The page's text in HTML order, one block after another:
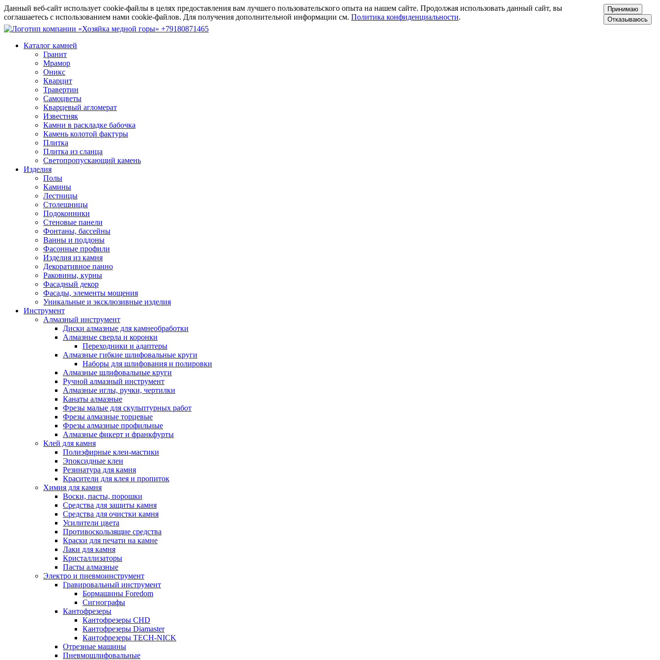
Данный веб-сайт использует cookie-файлы в целях предоставления вам лучшего пользовательского опыта на нашем сайте. Продолжая использовать данный сайт, вы
соглашаетесь с использованием нами cookie-файлов. Для получения дополнительной информации см. Политика конфиденциальности.
Принимаю
Отказываюсь
+79180871465
Каталог камней
Гранит
Мрамор
Оникс
Кварцит
Травертин
Самоцветы
Кварцевый агломерат
Известняк
Камни в раскладке бабочка
Камень колотой фактуры
Плитка
Плитка из сланца
Светопропускающий камень
Изделия
Полы
Камины
Лестницы
Столешницы
Подоконники
Стеновые панели
Фонтаны, бассейны
Ванны и поддоны
Фасонные профили
Изделия из камня
Декоративное панно
Раковины, курны
Фасадный декор
Фасады, элементы мощения
Уникальные и эксклюзивные изделия
Инструмент
Алмазный инструмент
Диски алмазные для камнеобработки
Алмазные сверла и коронки
Переходники и адаптеры
Алмазные гибкие шлифовальные круги
Наборы для шлифования и полировки
Алмазные шлифовальные круги
Ручной алмазный инструмент
Алмазные иглы, ручки, чертилки
Канаты алмазные
Фрезы малые для скульптурных работ
Фрезы алмазные торцевые
Фрезы алмазные профильные
Алмазные фикерт и франкфурты
Клей для камня
Полиэфирные клеи-мастики
Эпоксидные клеи
Резинатура для камня
Красители для клея и пропиток
Химия для камня
Воски, пасты, порошки
Средства для защиты камня
Средства для очистки камня
Усилители цвета
Противоскользящие средства
Краски для печати на камне
Лаки для камня
Кристаллизаторы
Пасты алмазные
Электро и пневмоинструмент
Гравировальный инструмент
Бормашины Foredom
Сигнографы
Кантофрезеры
Кантофрезеры CHD
Кантофрезеры Diamaster
Кантофрезеры TECH-NICK
Отрезные машины
Пневмошлифовальные